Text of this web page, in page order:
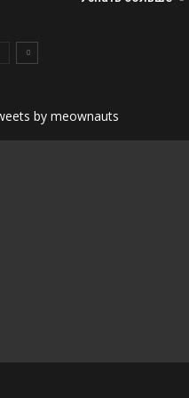
by meownauts